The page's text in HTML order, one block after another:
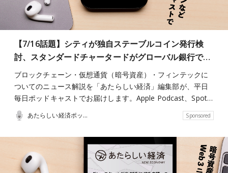
【7/16話題】シティが独自ステーブルコイン発行検
討、スタンダードチャータードがグローバル銀行で…
ブロックチェーン・仮想通貨（暗号資産）・フィンテックに
ついてのニュース解説を「あたらしい経済」編集部が、平日
毎日ポッドキャストでお届けします。Apple Podcast、Spot…
あたらしい経済ポッドキャスト Sponsored